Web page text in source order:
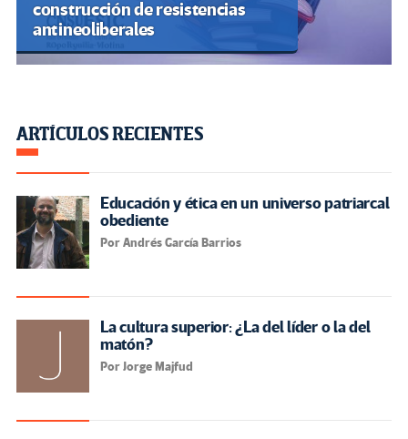
construcción de resistencias
antineoliberales
ARTÍCULOS RECIENTES
Educación y ética en un universo patriarcal
obediente
Por Andrés García Barrios
La cultura superior: ¿La del líder o la del
matón?
Por Jorge Majfud